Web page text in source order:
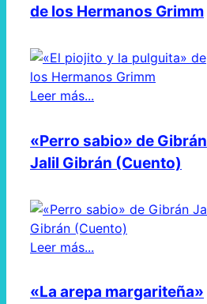
de los Hermanos Grimm
Leer más...
«Perro sabio» de Gibrán
Jalil Gibrán (Cuento)
Leer más...
«La arepa margariteña»